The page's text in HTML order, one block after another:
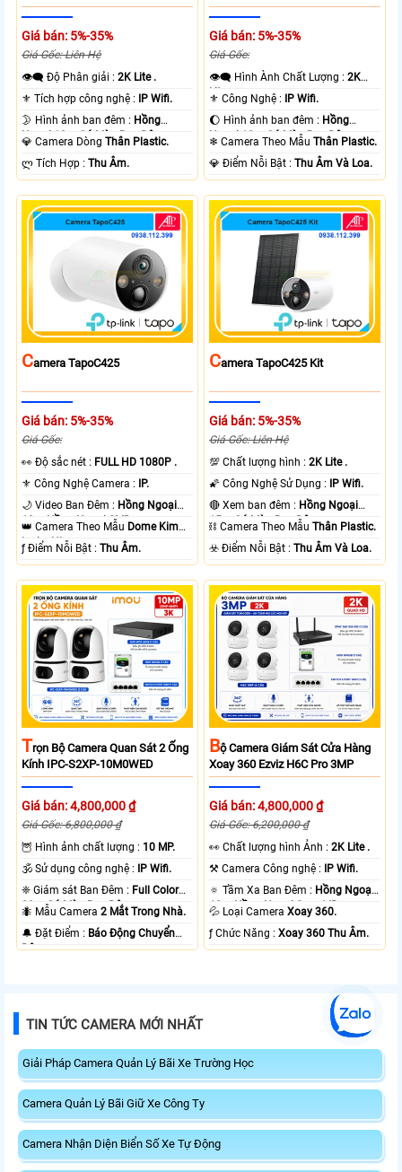
Giá bán: 5%-35%
Giá Gốc: Liên Hệ
👁️‍🗨 Độ Phân giải :2K Lite .
⚜️ Tích hợp công nghệ :
IP Wifi.
🌛 Hình ảnh ban đêm : Hồng
Ngoại 10m Có Màu Ban Ðêm.
💎 Camera DòngThân Plastic.
️ლ Tích Hợp :Thu Âm.
Giá bán: 5%-35%
Giá Gốc:
👁️‍🗨 Hình Ành Chất Lượng :2K
Lite .
⚜️ Công Nghệ :
IP Wifi.
🌔 Hình ảnh ban đêm : Hồng
Ngoại 10m Có Màu Ban Ðêm.
❄ Camera Theo MẫuThân Plastic.
️💎 Điểm Nỗi Bật :Thu Âm Và Loa.
CAmera TapoC425
Giá bán: 5%-35%
Giá Gốc:
️👀 Độ sắc nét : FULL HD 1080P .
⚜️ Công Nghệ Camera :
IP.
🌙 Video Ban Đêm : Hồng Ngoại
10m Hồng Ngoại SMD.
👑 Camera Theo Mẫu Dome Kim
loại + Nhựa.
️ƒ Điểm Nỗi Bật :Thu Âm.
CAmera TapoC425 Kit
Giá bán: 5%-35%
Giá Gốc: Liên Hệ
💯 Chất lượng hình :2K Lite .
🌠 Công Nghệ Sử Dụng :
IP Wifi.
🔴 Xem ban đêm : Hồng Ngoại
15m Có Màu Ban Ðêm.
⛓ Camera Theo MẫuThân Plastic.
️☣️ Điểm Nỗi Bật :Thu Âm Và Loa.
TRọn Bộ Camera Quan Sát 2 Ống
Kính IPC-S2XP-10M0WED
Giá bán: 4,800,000 ₫
Giá Gốc: 6,800,000 ₫
🦉 Hình ảnh chất lượng : 10 MP.
🕉️ Sử dụng công nghệ :
IP Wifi.
❈ Giám sát Ban Đêm : Full Color
20m Có Màu Ban Ðêm.
🐜 Mẫu Camera2 Mắt Trong Nhà.
️🔔 Đặt Điểm : Báo Động Chuyển
Động.
BỘ Camera Giám Sát Cửa Hàng
Xoay 360 Ezviz H6C Pro 3MP
Giá bán: 4,800,000 ₫
Giá Gốc: 6,200,000 ₫
️👀 Chất lượng hình Ảnh :2K Lite .
⚒ Camera Công nghệ :
IP Wifi.
🔅 Tầm Xa Ban Đêm : Hồng Ngoại
10m Hồng Ngoại Smart IR.
💦 Loại CameraXoay 360.
️ƒ Chức Năng :Xoay 360 Thu Âm.
TIN TỨC CAMERA MỚI NHẤT
Giải Pháp Camera Quản Lý Bãi Xe Trường Học
Camera Quản Lý Bãi Giữ Xe Công Ty
Camera Nhận Diện Biển Số Xe Tự Động